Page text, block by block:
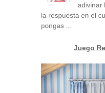
adivinar
la respuesta en el
pongas ...
Juego